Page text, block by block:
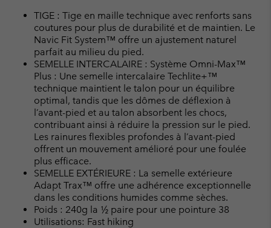
TIGE : Tige en maille technique avec renforts sans
coutures pour plus de durabilité et de maintien. Le
Navic Fit System™ offre un ajustement naturel
parfait au milieu du pied.
SEMELLE INTERCALAIRE : Système Omni-Max™
Plus : Une semelle intercalaire Techlite+™
technique maintient le talon pour un équilibre
optimal, tandis que les dômes de déflexion à
l’avant-pied et au talon absorbent les chocs,
contribuant ainsi à réduire la pression sur le pied.
Les rainures flexibles profondes à l’avant-pied
offrent un mouvement amélioré pour une foulée
plus efficace.
SEMELLE EXTÉRIEURE : La semelle extérieure
Adapt Trax™ offre une adhérence exceptionnelle
dans les conditions humides comme sèches.
Poids : 240g la ½ paire pour une pointure 38
Utilisations: Fast hiking